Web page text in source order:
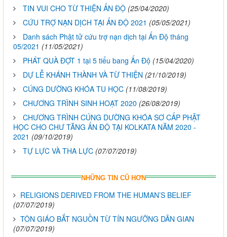
TIN VUI CHO TỪ THIỆN ẤN ĐỘ (25/04/2020)
CỨU TRỢ NẠN DỊCH TẠI ẤN ĐỘ 2021 (05/05/2021)
Danh sách Phật tử cứu trợ nạn dịch tại Ấn Độ tháng
05/2021 (11/05/2021)
PHÁT QUÀ ĐỢT 1 tại 5 tiểu bang Ấn Độ (15/04/2020)
DỰ LỄ KHÁNH THÀNH VÀ TỪ THIỆN (21/10/2019)
CÚNG DƯỜNG KHÓA TU HỌC (11/08/2019)
CHƯƠNG TRÌNH SINH HOẠT 2020 (26/08/2019)
CHƯƠNG TRÌNH CÚNG DƯỜNG KHÓA SƠ CẤP PHẬT
HỌC CHO CHƯ TĂNG ẤN ĐỘ TẠI KOLKATA NĂM 2020 -
2021 (09/10/2019)
TỰ LỰC VÀ THA LỰC (07/07/2019)
NHỮNG TIN CŨ HƠN
RELIGIONS DERIVED FROM THE HUMAN’S BELIEF
(07/07/2019)
TÔN GIÁO BẮT NGUỒN TỪ TÍN NGƯỠNG DÂN GIAN
(07/07/2019)